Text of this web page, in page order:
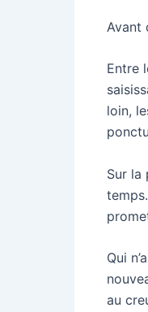
Avant
Entre
loin,
Sur la
Qui
au